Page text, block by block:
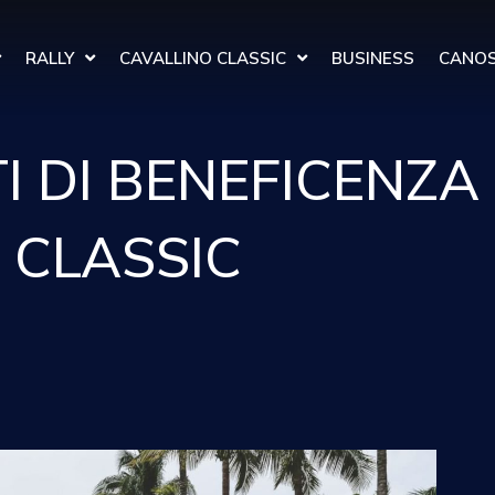
RALLY CAVALLINO CLASSIC BUSINESS
DI BENEFICENZA